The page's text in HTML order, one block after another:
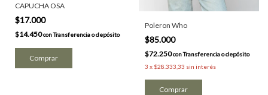
CAPUCHA OSA
$17.000
$14.450conTransferencia o depósito
Comprar
Poleron Who
$85.000
$72.250conTransferencia o depósito
3 x $28.333,33 sin interés
Comprar